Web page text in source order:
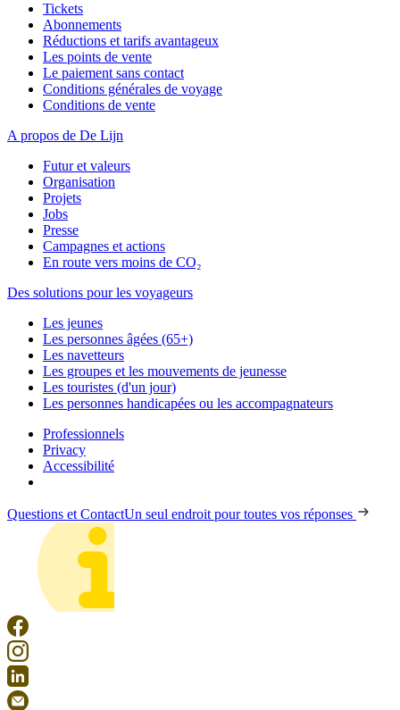
Tickets
Abonnements
Réductions et tarifs avantageux
Les points de vente
Le paiement sans contact
Conditions générales de voyage
Conditions de vente
A propos de De Lijn
Futur et valeurs
Organisation
Projets
Jobs
Presse
Campagnes et actions
En route vers moins de CO₂
Des solutions pour les voyageurs
Les jeunes
Les personnes âgées (65+)
Les navetteurs
Les groupes et les mouvements de jeunesse
Les touristes (d'un jour)
Les personnes handicapées ou les accompagnateurs
Professionnels
Privacy
Accessibilité
Questions et ContactUn seul endroit pour toutes vos réponses